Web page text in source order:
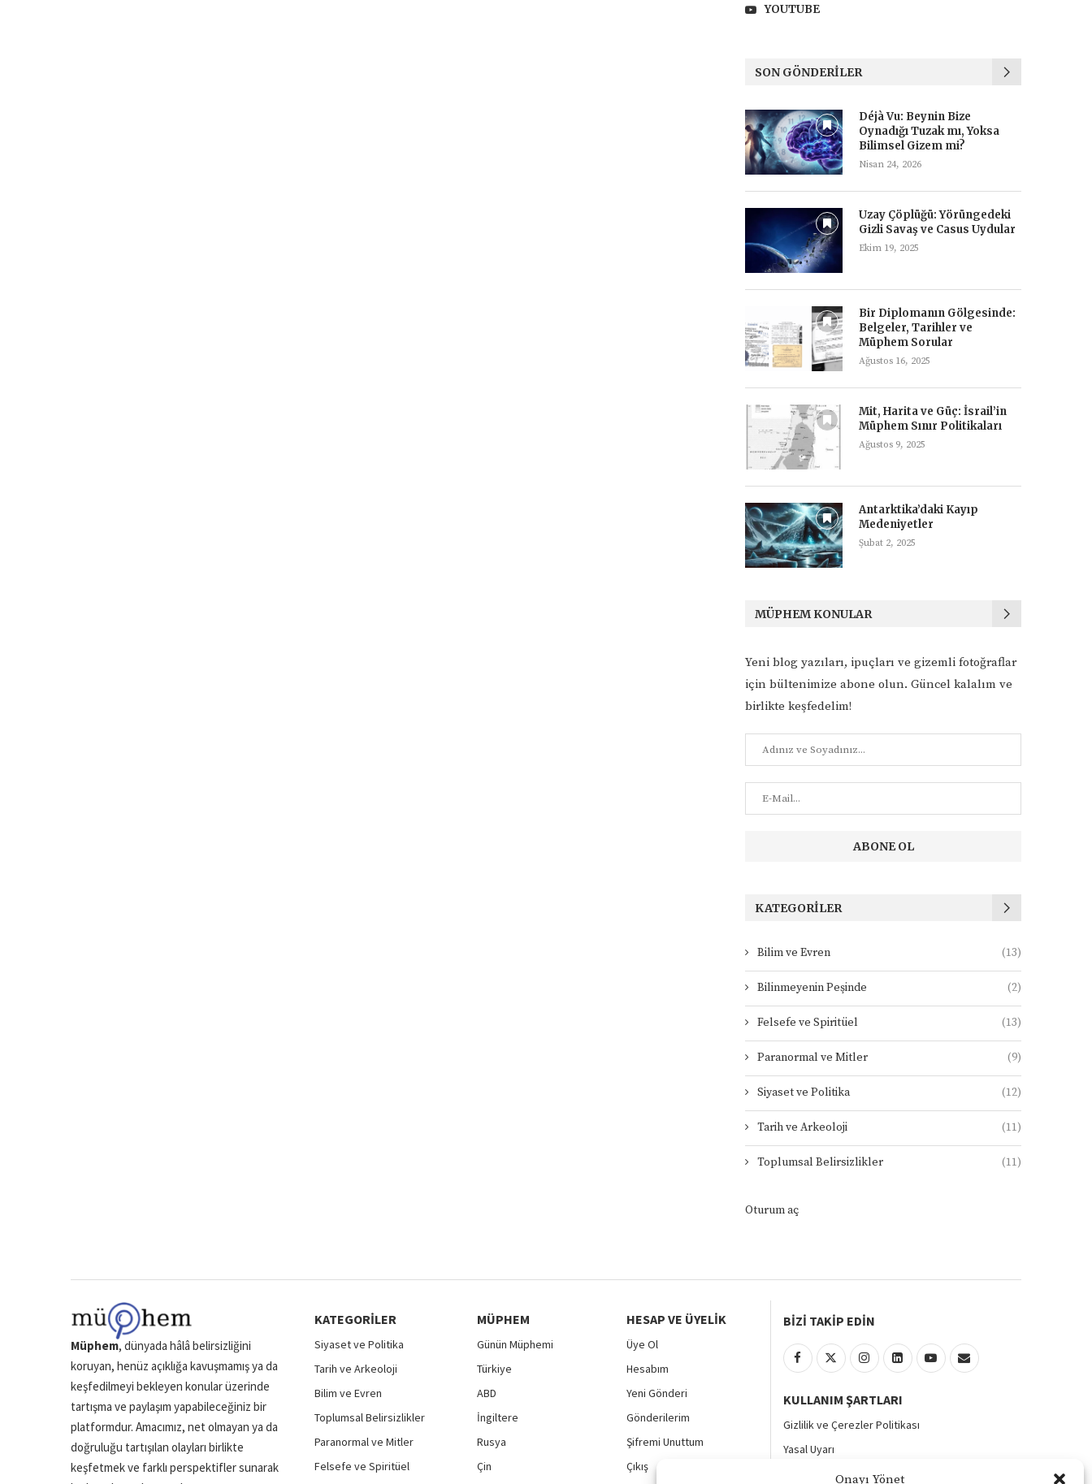
Onayı Yönet
YOUTUBE
SON GÖNDERILER
Déjà Vu: Beynin Bize
Oynadığı Tuzak mı, Yoksa
Bilimsel Gizem mi?
Nisan 24, 2026
Uzay Çöplüğü: Yörüngedeki
Gizli Savaş ve Casus Uydular
Ekim 19, 2025
Bir Diplomanın Gölgesinde:
Belgeler, Tarihler ve
Müphem Sorular
Ağustos 16, 2025
Mit, Harita ve Güç: İsrail’in
Müphem Sınır Politikaları
Ağustos 9, 2025
Antarktika’daki Kayıp
Medeniyetler
Şubat 2, 2025
MÜPHEM KONULAR
Yeni blog yazıları, ipuçları ve gizemli fotoğraflar
için bültenimize abone olun. Güncel kalalım ve
birlikte keşfedelim!
KATEGORILER
Bilim ve Evren (13)
Bilinmeyenin Peşinde (2)
Felsefe ve Spiritüel (13)
Paranormal ve Mitler (9)
Siyaset ve Politika (12)
Tarih ve Arkeoloji (11)
Toplumsal Belirsizlikler (11)
Oturum aç
Müphem, dünyada hâlâ belirsizliğini
koruyan, henüz açıklığa kavuşmamış ya da
keşfedilmeyi bekleyen konular üzerinde
tartışma ve paylaşım yapabileceğiniz bir
platformdur. Amacımız, net olmayan ya da
doğruluğu tartışılan olayları birlikte
keşfetmek ve farklı perspektifler sunarak
KATEGORILER
Siyaset ve Politika
Tarih ve Arkeoloji
Bilim ve Evren
Toplumsal Belirsizlikler
Paranormal ve Mitler
Felsefe ve Spiritüel
MÜPHEM
Günün Müphemi
Türkiye
ABD
İngiltere
Rusya
Çin
HESAP VE ÜYELIK
Üye Ol
Hesabım
Yeni Gönderi
Gönderilerim
Şifremi Unuttum
Çıkış
BİZİ TAKİP EDİN
KULLANIM ŞARTLARI
Gizlilik ve Çerezler Politikası
Yasal Uyarı
KVKK Aydınlatma Metni